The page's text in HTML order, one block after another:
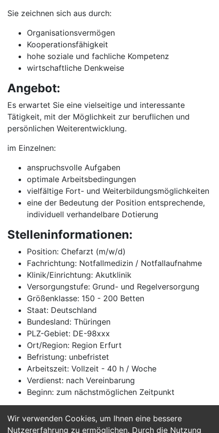
Wir verwenden Cookies, um Ihnen eine bessere
Nutzererfahrung zu ermöglichen. Durch die Nutzung
Sie zeichnen sich aus durch:
Organisationsvermögen
Kooperationsfähigkeit
hohe soziale und fachliche Kompetenz
wirtschaftliche Denkweise
Angebot:
Es erwartet Sie eine vielseitige und interessante
Tätigkeit, mit der Möglichkeit zur beruflichen und
persönlichen Weiterentwicklung.
im Einzelnen:
anspruchsvolle Aufgaben
optimale Arbeitsbedingungen
vielfältige Fort- und Weiterbildungsmöglichkeiten
eine der Bedeutung der Position entsprechende,
individuell verhandelbare Dotierung
Stelleninformationen:
Position: Chefarzt (m/w/d)
Fachrichtung: Notfallmedizin / Notfallaufnahme
Klinik/Einrichtung: Akutklinik
Versorgungstufe: Grund- und Regelversorgung
Größenklasse: 150 - 200 Betten
Staat: Deutschland
Bundesland: Thüringen
PLZ-Gebiet: DE-98xxx
Ort/Region: Region Erfurt
Befristung: unbefristet
Arbeitszeit: Vollzeit - 40 h / Woche
Verdienst: nach Vereinbarung
Beginn: zum nächstmöglichen Zeitpunkt
Jetzt Bewerben